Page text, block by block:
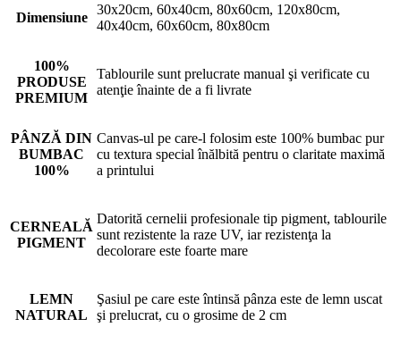
Dimensiune
30x20cm, 60x40cm, 80x60cm, 120x80cm,
40x40cm, 60x60cm, 80x80cm
100%
PRODUSE
PREMIUM
Tablourile sunt prelucrate manual şi verificate cu
atenţie înainte de a fi livrate
PÂNZĂ DIN
BUMBAC
100%
Canvas-ul pe care-l folosim este 100% bumbac pur
cu textura special înălbită pentru o claritate maximă
a printului
CERNEALĂ
PIGMENT
Datorită cernelii profesionale tip pigment, tablourile
sunt rezistente la raze UV, iar rezistenţa la
decolorare este foarte mare
LEMN
NATURAL
Şasiul pe care este întinsă pânza este de lemn uscat
şi prelucrat, cu o grosime de 2 cm